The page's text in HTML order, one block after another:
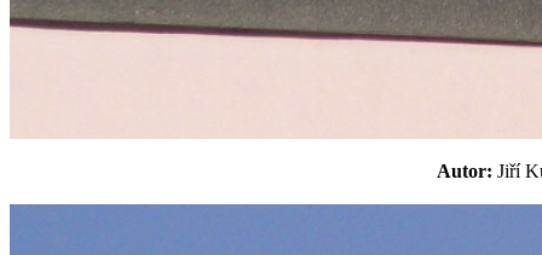
Autor: Jiří